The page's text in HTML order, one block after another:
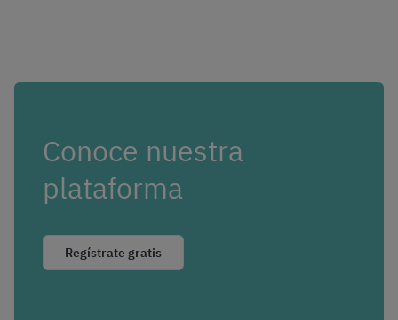
Conoce nuestra
plataforma
Regístrate gratis